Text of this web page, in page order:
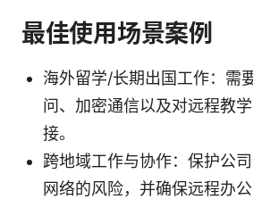
最佳使用场景案例
海外留学/长期出国工作：需
问、加密通信以及对远程教
接。
跨地域工作与协作：保护公
网络的风险，并确保远程办公